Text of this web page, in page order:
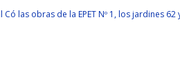
las obras de la EPET Nº 1, los jardines 62